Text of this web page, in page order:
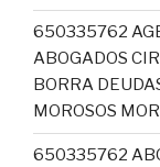
650335762
ABOGADOS
BORRA
MOROSOS
650335762